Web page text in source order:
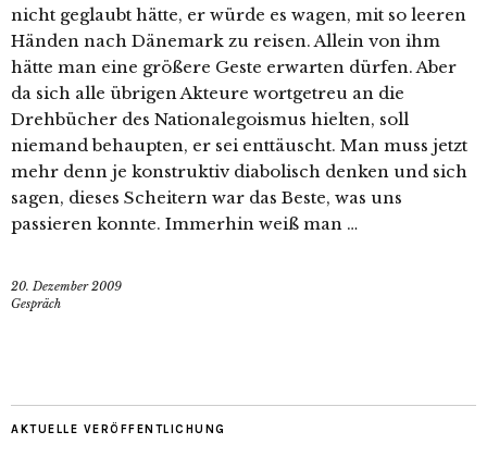
nicht geglaubt hätte, er würde es wagen, mit so leeren
Händen nach Dänemark zu reisen. Allein von ihm
hätte man eine größere Geste erwarten dürfen. Aber
da sich alle übrigen Akteure wortgetreu an die
Drehbücher des Nationalegoismus hielten, soll
niemand behaupten, er sei enttäuscht. Man muss jetzt
mehr denn je konstruktiv diabolisch denken und sich
sagen, dieses Scheitern war das Beste, was uns
passieren konnte. Immerhin weiß man …
20. Dezember 2009
Gespräch
AKTUELLE VERÖFFENTLICHUNG